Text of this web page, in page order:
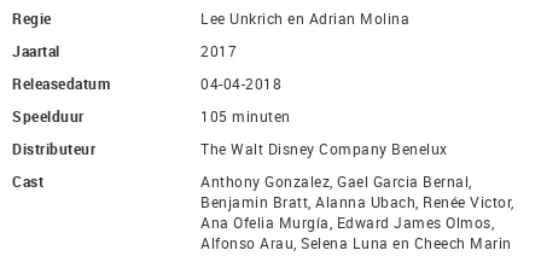
Regie
Lee Unkrich en Adrian Molina
Jaartal
2017
Releasedatum
04-04-2018
Speelduur
105 minuten
Distributeur
The Walt Disney Company Benelux
Cast
Anthony Gonzalez, Gael Garcia Bernal,
Benjamin Bratt, Alanna Ubach, Renée Victor,
Ana Ofelia Murgía, Edward James Olmos,
Alfonso Arau, Selena Luna en Cheech Marin